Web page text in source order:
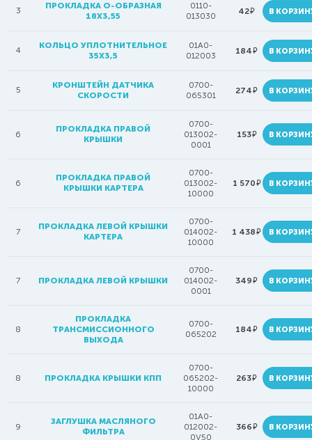
3
ПРОКЛАДКА О-ОБРАЗНАЯ
18Х3,55
0110-
013030
42руб. В
4
КОЛЬЦО УПЛОТНИТЕЛЬНОЕ
35Х3,5
01A0-
012003
184руб. В
5
КРОНШТЕЙН ДАТЧИКА
СКОРОСТИ
0700-
065301
274руб. В
6
ПРОКЛАДКА ПРАВОЙ
КРЫШКИ
0700-
013002-
0001
153руб. В
6
ПРОКЛАДКА ПРАВОЙ
КРЫШКИ КАРТЕРА
0700-
013002-
10000
1 570руб. В
7
ПРОКЛАДКА ЛЕВОЙ КРЫШКИ
КАРТЕРА
0700-
014002-
10000
1 438руб. В
7 ПРОКЛАДКА ЛЕВОЙ КРЫШКИ
0700-
014002-
0001
349руб. В
8
ПРОКЛАДКА
ТРАНСМИССИОННОГО
ВЫХОДА
0700-
065202
184руб. В
8 ПРОКЛАДКА КРЫШКИ КПП
0700-
065202-
10000
263руб. В
9
ЗАГЛУШКА МАСЛЯНОГО
ФИЛЬТРА
01A0-
012002-
0V50
366руб. В